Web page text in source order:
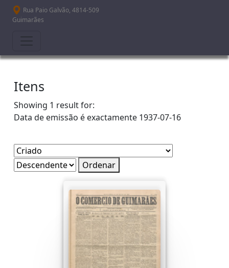
Passar para o conteúdo principal
Rua Paio Galvão, 4814-509
Guimarães
Itens
Showing 1 result for:
Data de emissão é exactamente 1937-07-16
Ordenar